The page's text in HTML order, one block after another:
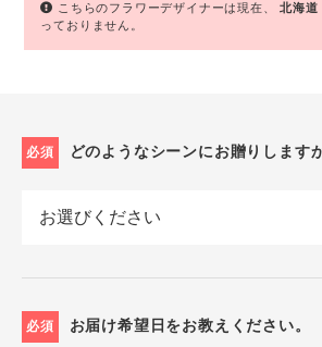
こちらのフラワーデザイナーは現在、北海道
っておりません。
必須 どのようなシーンにお贈りします
必須 お届け希望日をお教えください。